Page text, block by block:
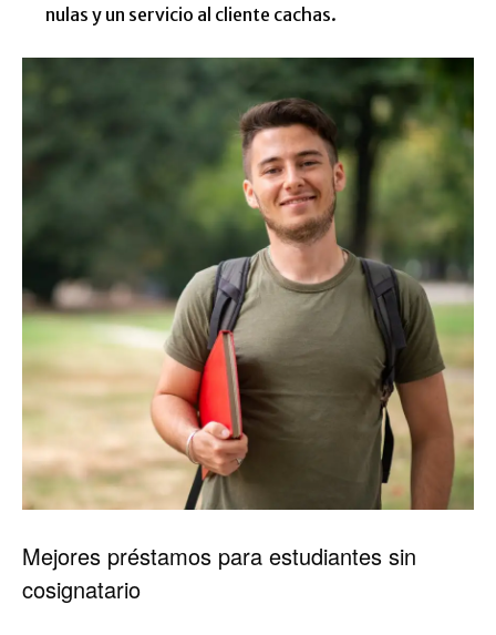
nulas y un servicio al cliente cachas.
Mejores préstamos para estudiantes sin
cosignatario